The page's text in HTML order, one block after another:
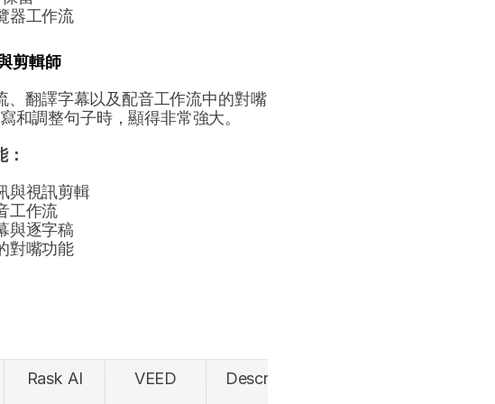
器工作流
剪輯師
翻譯字幕以及配音工作流中的對嘴
和調整句子時，顯得非常強大。
與視訊剪輯
工作流
與逐字稿
對嘴功能
Rask AI VEED Descript